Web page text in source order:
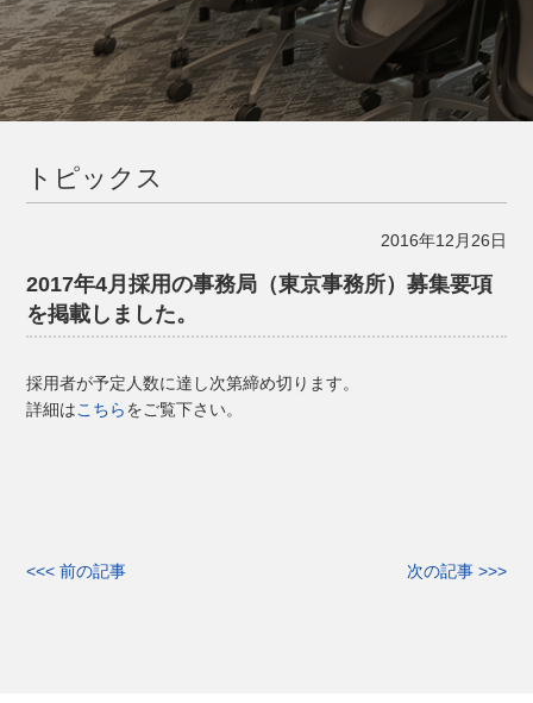
トピックス
2016年12月26日
2017年4月採用の事務局（東京事務所）募集要項
を掲載しました。
採用者が予定人数に達し次第締め切ります。
詳細はこちらをご覧下さい。
<<< 前の記事 次の記事 >>>